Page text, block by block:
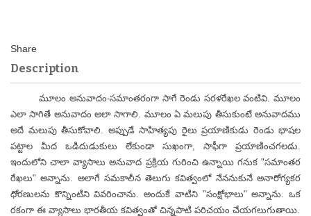
Description
మూలం అనువాదం-సమాంతరంగా సాగే రెండు సరళరేఖల వంటివి. మూలం
ఎలా సాగితే అనువాదం అలా సాగాలి. మూలం ఏ మలుపు తీసుకుంటే అనువాదము
అదే మలుపు తీసుకోవాలి. అప్పుడే సాహిత్యపు రైలు ప్రయాణికుడు రెండు భాషల
పట్టాల మీద ఒడిదుడుకులు లేకుండా సుఖంగా, సాఫీగా ప్రయాణించగలడు.
ఇందులోని చాలా వ్యాసాలు అనువాద ప్రక్రియ గురించి ఉన్నాయి గనుక "సమాంతర
రేఖలు" అన్నాను. అలాగే సమకాలీన తెలుగు కవిత్వంలో నేననుకునే అనారోగ్యకర
ధోరణులను కొన్నింటిని వివరించాను. అందుకే వాటిని "సంక్షోభాలు" అన్నాను. ఒక
రకంగా ఈ వ్యాసాలు భారతీయ కవిత్వంతో చిన్నపాటి పరిచయం చేయగలుగుతాయి.